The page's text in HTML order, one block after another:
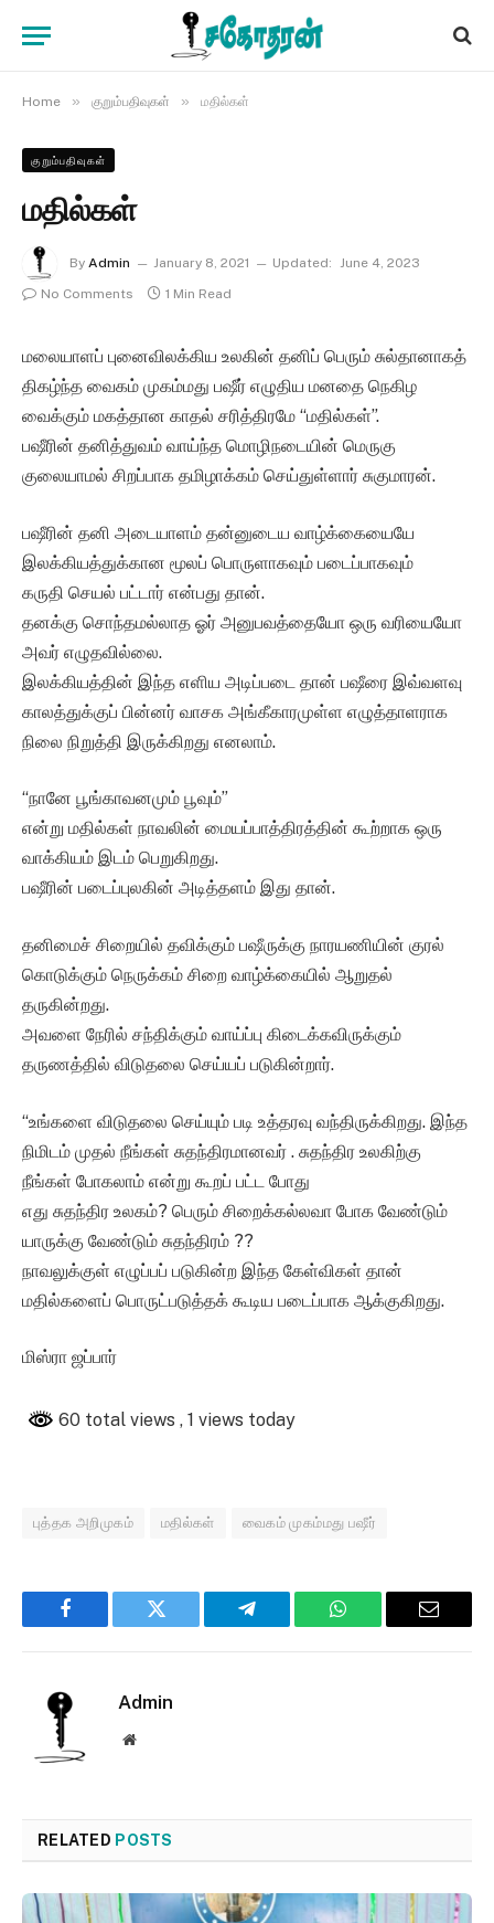
Home » குறும்பதிவுகள் » மதில்கள்
குறும்பதிவுகள்
மதில்கள்
By Admin January 8, 2021 Updated: June 4, 2023
No Comments
1 Min Read
மலையாளப் புனைவிலக்கிய உலகின் தனிப் பெரும் சுல்தானாகத்
திகழ்ந்த வைகம் முகம்மது பஷீர் எழுதிய மனதை நெகிழ
வைக்கும் மகத்தான காதல் சரித்திரமே “மதில்கள்”.
பஷீரின் தனித்துவம் வாய்ந்த மொழிநடையின் மெருகு
குலையாமல் சிறப்பாக தமிழாக்கம் செய்துள்ளார் சுகுமாரன்.
பஷீரின் தனி அடையாளம் தன்னுடைய வாழ்க்கையையே
இலக்கியத்துக்கான மூலப் பொருளாகவும் படைப்பாகவும்
கருதி செயல் பட்டார் என்பது தான்.
தனக்கு சொந்தமல்லாத ஓர் அனுபவத்தையோ ஒரு வரியையோ
அவர் எழுதவில்லை.
இலக்கியத்தின் இந்த எளிய அடிப்படை தான் பஷீரை இவ்வளவு
காலத்துக்குப் பின்னர் வாசக அங்கீகாரமுள்ள எழுத்தாளராக
நிலை நிறுத்தி இருக்கிறது எனலாம்.
“நானே பூங்காவனமும் பூவும்”
என்று மதில்கள் நாவலின் மையப்பாத்திரத்தின் கூற்றாக ஒரு
வாக்கியம் இடம் பெறுகிறது.
பஷீரின் படைப்புலகின் அடித்தளம் இது தான்.
தனிமைச் சிறையில் தவிக்கும் பஷீருக்கு நாரயணியின் குரல்
கொடுக்கும் நெருக்கம் சிறை வாழ்க்கையில் ஆறுதல்
தருகின்றது.
அவளை நேரில் சந்திக்கும் வாய்ப்பு கிடைக்கவிருக்கும்
தருணத்தில் விடுதலை செய்யப் படுகின்றார்.
“உங்களை விடுதலை செய்யும் படி உத்தரவு வந்திருக்கிறது. இந்த
நிமிடம் முதல் நீங்கள் சுதந்திரமானவர் . சுதந்திர உலகிற்கு
நீங்கள் போகலாம் என்று கூறப் பட்ட போது
எது சுதந்திர உலகம்? பெரும் சிறைக்கல்லவா போக வேண்டும்
யாருக்கு வேண்டும் சுதந்திரம் ??
நாவலுக்குள் எழுப்பப் படுகின்ற இந்த கேள்விகள் தான்
மதில்களைப் பொருட்படுத்தக் கூடிய படைப்பாக ஆக்குகிறது.
மிஸ்ரா ஜப்பார்
60 total views , 1 views today
புத்தக அறிமுகம் மதில்கள் வைகம் முகம்மது பஷீர்
Facebook Twitter Telegram WhatsApp Email
Admin
Website
RELATED POSTS